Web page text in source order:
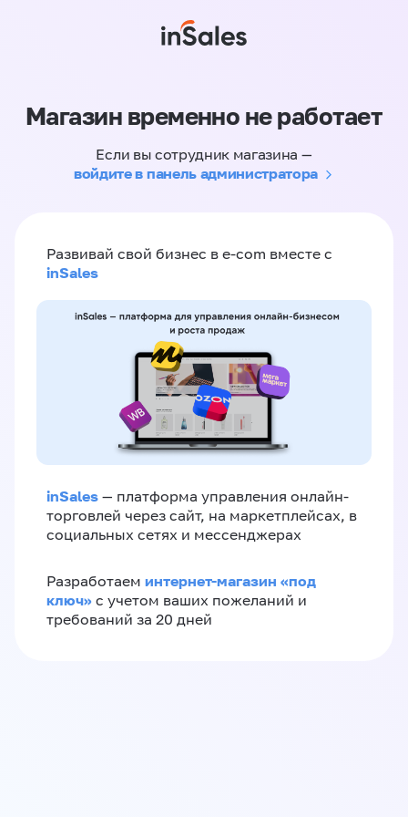
Магазин временно не работает
Если вы сотрудник магазина —
войдите в панель администратора
Развивай свой бизнес в e-com вместе с
inSales
inSales — платформа управления онлайн-
торговлей через сайт, на маркетплейсах, в
социальных сетях и мессенджерах
Разработаем интернет-магазин «‎под
ключ»‎ с учетом ваших пожеланий и
требований за 20 дней